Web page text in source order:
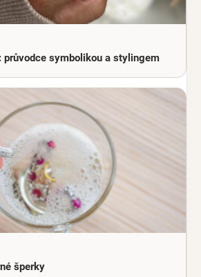
průvodce symbolikou a stylingem
šperky